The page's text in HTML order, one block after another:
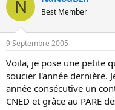
e
r
d
e
l
d
i
s
d
é
b
u
t
N Best Member
9 Septembre 2005
Voila, je pose une petite
soucier l'année dernière.
année consécutive un
CNED et grâce au PARE